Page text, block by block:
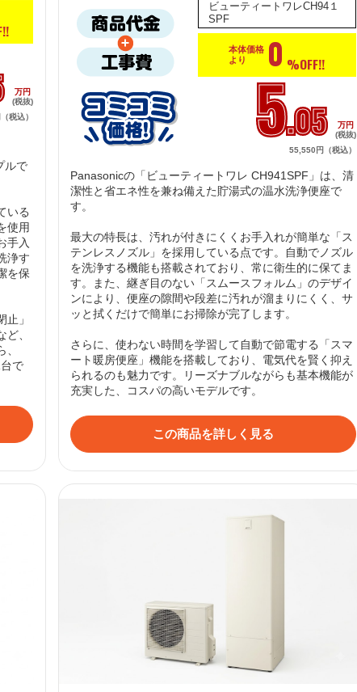
万円
(税抜)
税込）
ルで
いる
使用
手入
浄す
を保
」
、
で
ビューティートワレCH94１
SPF
本体価格
より
0 %OFF!!
5.05
万円
(税抜)
55,550円（税込）
Panasonicの「ビューティートワレ CH941SPF」は、清
潔性と省エネ性を兼ね備えた貯湯式の温水洗浄便座で
す。
最大の特長は、汚れが付きにくくお手入れが簡単な「ス
テンレスノズル」を採用している点です。自動でノズル
を洗浄する機能も搭載されており、常に衛生的に保てま
す。また、継ぎ目のない「スムースフォルム」のデザイ
ンにより、便座の隙間や段差に汚れが溜まりにくく、サ
ッと拭くだけで簡単にお掃除が完了します。
さらに、使わない時間を学習して自動で節電する「スマ
ート暖房便座」機能を搭載しており、電気代を賢く抑え
られるのも魅力です。リーズナブルながらも基本機能が
充実した、コスパの高いモデルです。
この商品を詳しく見る